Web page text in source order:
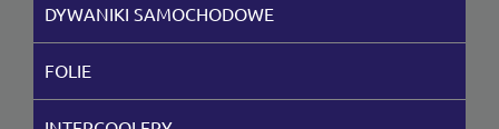
DYWANIKI SAMOCHODOWE
FOLIE